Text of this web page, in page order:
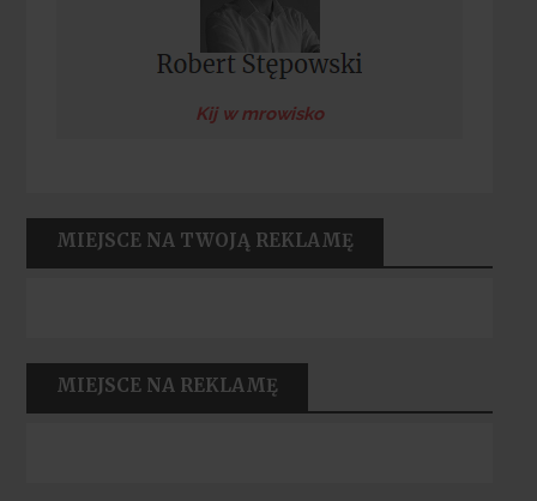
Kij w mrowisko
MIEJSCE NA TWOJĄ REKLAMĘ
MIEJSCE NA REKLAMĘ